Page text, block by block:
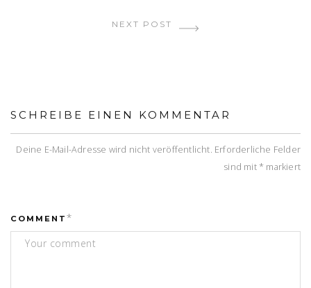
NEXT POST
SCHREIBE EINEN KOMMENTAR
Deine E-Mail-Adresse wird nicht veröffentlicht. Erforderliche Felder
sind mit * markiert
COMMENT *